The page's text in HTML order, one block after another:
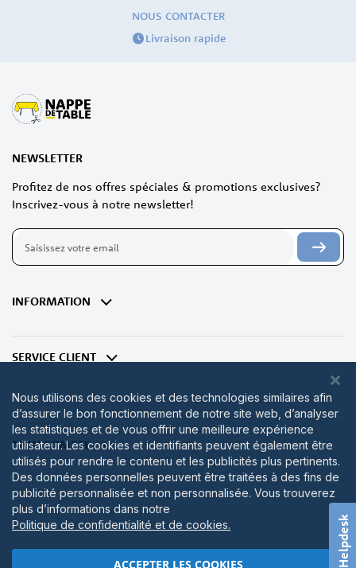
Helpdesk
NOUS CONTACTER
Livraison rapide
NEWSLETTER
Profitez de nos offres spéciales & promotions exclusives?
Inscrivez-vous à notre newsletter!
Inscription
notre
d’information
INFORMATION
SERVICE CLIENT
MON COMPTE
Nous utilisons des cookies et des technologies similaires afin
d’assurer le bon fonctionnement de notre site web, d’analyser
les statistiques et de vous offrir une meilleure expérience
utilisateur. Les cookies et identifiants peuvent également être
utilisés pour rendre le contenu et les publicités plus pertinents.
Des données personnelles peuvent être traitées à des fins de
publicité personnalisée et non personnalisée. Vous trouverez
plus d’informations dans notre
Politique de confidentialité et de cookies.
ACCEPTER LES COOKIES